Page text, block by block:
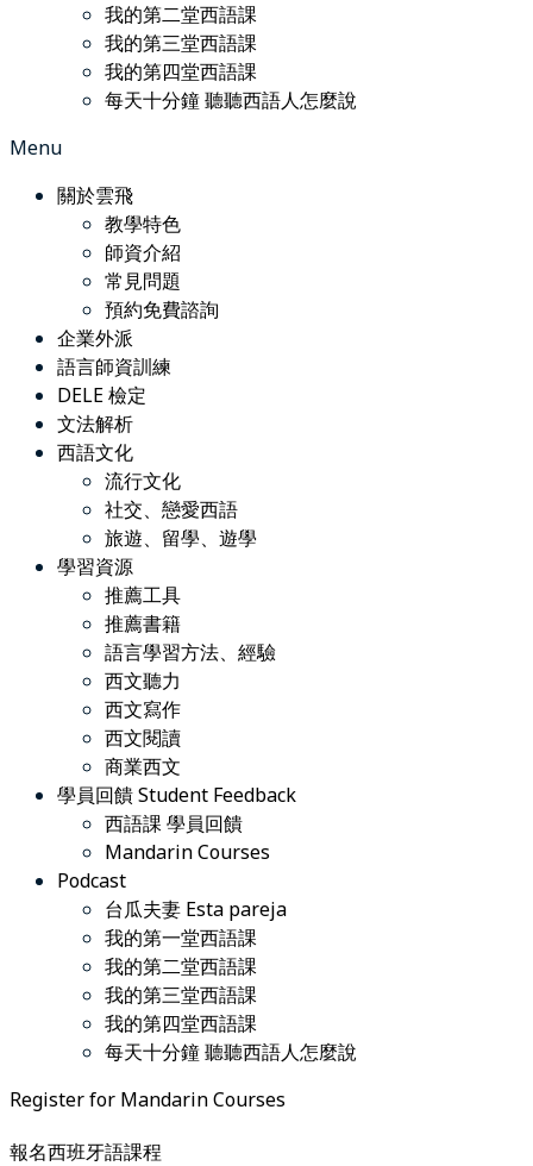
我的第二堂西語課
我的第三堂西語課
我的第四堂西語課
每天十分鐘 聽聽西語人怎麼說
Menu
關於雲飛
教學特色
師資介紹
常見問題
預約免費諮詢
企業外派
語言師資訓練
DELE 檢定
文法解析
西語文化
流行文化
社交、戀愛西語
旅遊、留學、遊學
學習資源
推薦工具
推薦書籍
語言學習方法、經驗
西文聽力
西文寫作
西文閱讀
商業西文
學員回饋 Student Feedback
西語課 學員回饋
Mandarin Courses
Podcast
台瓜夫妻 Esta pareja
我的第一堂西語課
我的第二堂西語課
我的第三堂西語課
我的第四堂西語課
每天十分鐘 聽聽西語人怎麼說
Register for Mandarin Courses
報名西班牙語課程